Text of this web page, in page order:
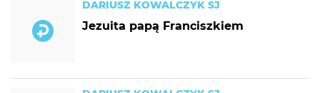
DARIUSZ KOWALCZYK SJ
Jezuita papą Franciszkiem